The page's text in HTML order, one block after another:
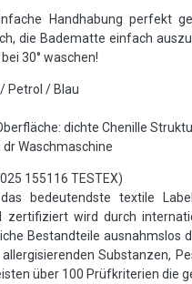
Handhabung perfekt
die Badematte einfach
30° waschen!
Petrol / Blau
dichte Chenille
Waschmaschine
155116 TESTEX)
bedeutendste textile
wird durch
Bestandteile
Substanzen,
über 100 Prüfkriterien die